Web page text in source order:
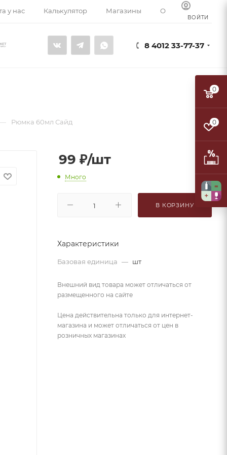
у нас Калькулятор Магазины О компании
ВОЙТИ
8 4012 33-77-37
Рюмка 60мл Сайд
99 ₽/шт
Много
В КОРЗИНУ
Характеристики
Базовая единица — шт
Внешний вид товара может отличаться от
размещенного на сайте
Цена действительна только для интернет-
магазина и может отличаться от цен в
розничных магазинах
0
0